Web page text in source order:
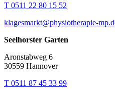
T 0511 22 80 15 52
klagesmarkt@physiotherapie-
Seelhorster Garten
Aronstabweg 6
30559 Hannover
T 0511 87 45 33 99